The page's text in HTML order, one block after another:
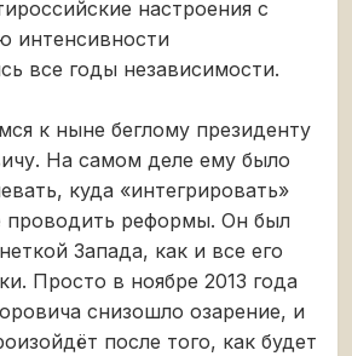
настроения с
интенсивности
все годы независимости.
к ныне беглому президенту
На самом деле ему было
куда «интегрировать»
проводить реформы. Он был
Запада, как и все его
Просто в ноябре 2013 года
снизошло озарение, и
после того, как будет